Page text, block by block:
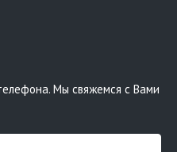
Мы свяжемся с Вами